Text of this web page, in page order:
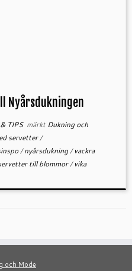
Nyårsdukningen
TIPS märktDukning och
servetter/
/nyårsdukning/vackra
till blommor/vika